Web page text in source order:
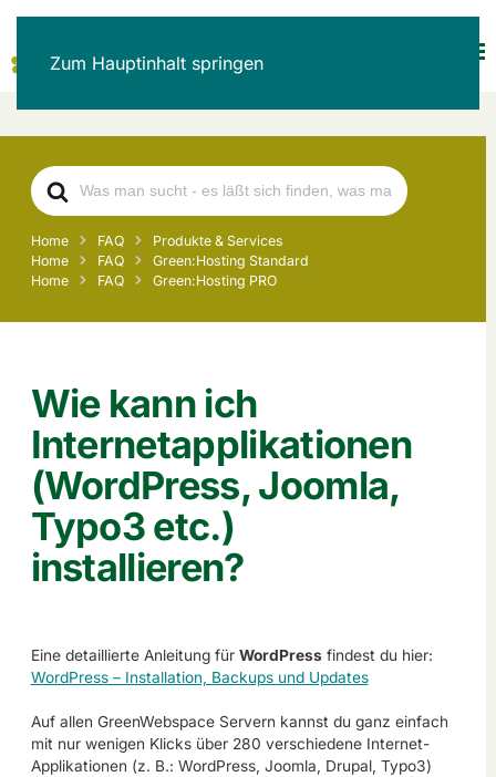
Zum Hauptinhalt springen
Search
For
Home FAQ
Produkte & Services
Home
FAQ
Green:Hosting Standard
Home
FAQ Green:Hosting PRO
Wie kann ich
Internetapplikationen
(WordPress, Joomla,
Typo3 etc.)
installieren?
Eine detaillierte Anleitung für WordPressfindest du hier:
WordPress – Installation, Backups und Updates
Auf allen GreenWebspace Servern kannst du ganz einfach
mit nur wenigen Klicks über 280 verschiedene Internet-
Applikationen (z. B.: WordPress, Joomla, Drupal, Typo3)